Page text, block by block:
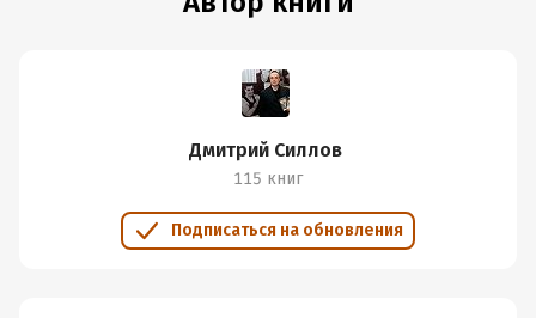
Дмитрий Силлов
115 книг
Подписаться на обновления